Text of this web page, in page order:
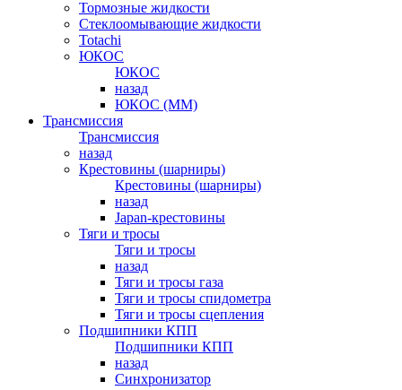
Тормозные жидкости
Стеклоомывающие жидкости
Totachi
ЮКОС
ЮКОС
назад
ЮКОС (ММ)
Трансмиссия
Трансмиссия
назад
Крестовины (шарниры)
Крестовины (шарниры)
назад
Japan-крестовины
Тяги и тросы
Тяги и тросы
назад
Тяги и тросы газа
Тяги и тросы спидометра
Тяги и тросы сцепления
Подшипники КПП
Подшипники КПП
назад
Синхронизатор